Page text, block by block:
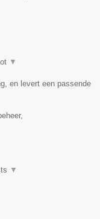
▼
en levert een passende
▼